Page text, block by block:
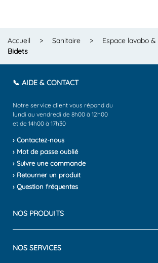
Accueil > Sanitaire > Espace lavabo
Bidets
📞 AIDE & CONTACT
Notre service client vous répond du
lundi au vendredi de 8h00 à 12h00
et de 14h00 à 17h30
› Contactez-nous
› Mot de passe oublié
› Suivre une commande
› Retourner un produit
› Question fréquentes
NOS PRODUITS
NOS SERVICES